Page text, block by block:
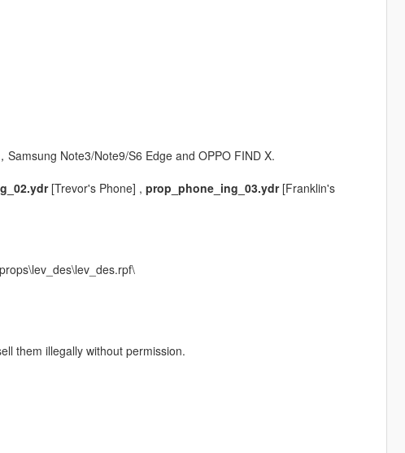
Note3/Note9/S6 Edge and OPPO FIND X.
[Trevor's Phone] , prop_phone_ing_03.ydr[Franklin's
them illegally without permission.